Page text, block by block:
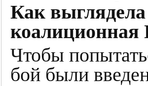
Как
Чтобы
бой были